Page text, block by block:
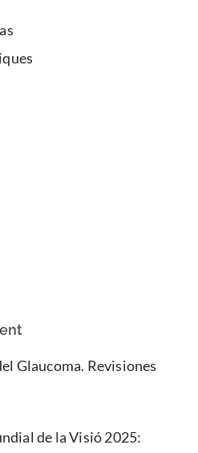
Glaucoma. Revisiones
de la Visió 2025: